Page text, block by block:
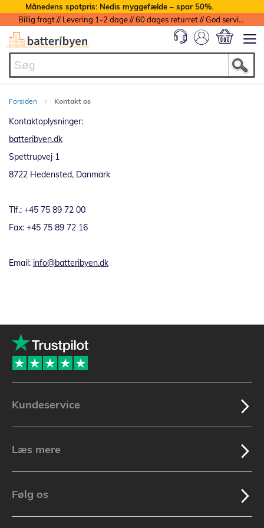
Månedens spotpris: Nedis myggefælde – spar 50%.
Billig fragt // Levering 1-2 dage // 60 dages returret // God service med garanti
Forsiden Kontakt os
Kontaktoplysninger:
batteribyen.dk
Spettrupvej 1
8722 Hedensted, Danmark
Tlf.: +45 75 89 72 00
Fax: +45 75 89 72 16
Email: info@batteribyen.dk
Kundeservice
Læs mere
Følg os